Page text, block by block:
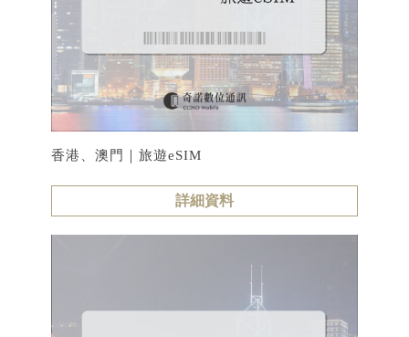
香港、澳門｜旅遊eSIM
詳細資料